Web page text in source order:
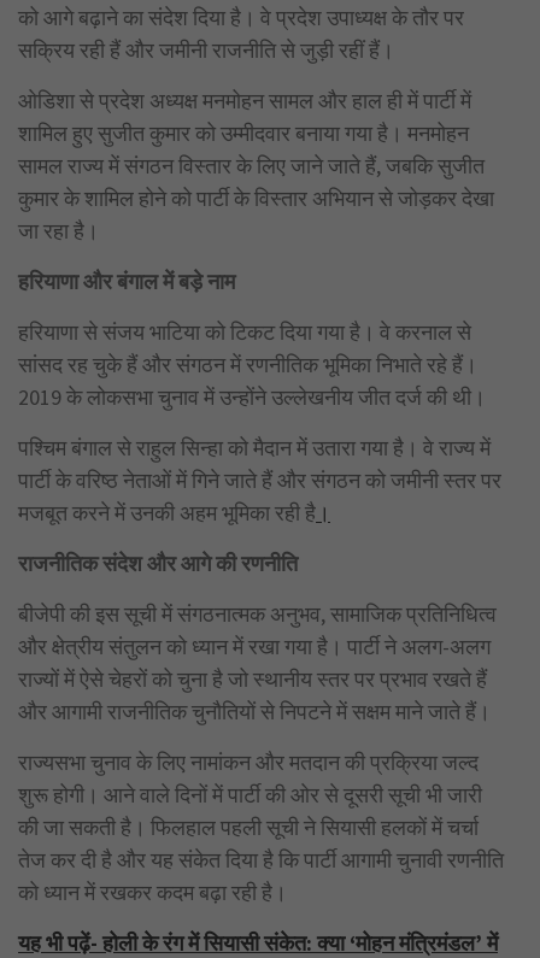
को आगे बढ़ाने का संदेश दिया है। वे प्रदेश उपाध्यक्ष के तौर पर
सक्रिय रही हैं और जमीनी राजनीति से जुड़ी रहीं हैं।
ओडिशा से प्रदेश अध्यक्ष मनमोहन सामल और हाल ही में पार्टी में
शामिल हुए सुजीत कुमार को उम्मीदवार बनाया गया है। मनमोहन
सामल राज्य में संगठन विस्तार के लिए जाने जाते हैं, जबकि सुजीत
कुमार के शामिल होने को पार्टी के विस्तार अभियान से जोड़कर देखा
जा रहा है।
हरियाणा और बंगाल में बड़े नाम
हरियाणा से संजय भाटिया को टिकट दिया गया है। वे करनाल से
सांसद रह चुके हैं और संगठन में रणनीतिक भूमिका निभाते रहे हैं।
2019 के लोकसभा चुनाव में उन्होंने उल्लेखनीय जीत दर्ज की थी।
पश्चिम बंगाल से राहुल सिन्हा को मैदान में उतारा गया है। वे राज्य में
पार्टी के वरिष्ठ नेताओं में गिने जाते हैं और संगठन को जमीनी स्तर पर
मजबूत करने में उनकी अहम भूमिका रही है ।
राजनीतिक संदेश और आगे की रणनीति
बीजेपी की इस सूची में संगठनात्मक अनुभव, सामाजिक प्रतिनिधित्व
और क्षेत्रीय संतुलन को ध्यान में रखा गया है। पार्टी ने अलग-अलग
राज्यों में ऐसे चेहरों को चुना है जो स्थानीय स्तर पर प्रभाव रखते हैं
और आगामी राजनीतिक चुनौतियों से निपटने में सक्षम माने जाते हैं।
राज्यसभा चुनाव के लिए नामांकन और मतदान की प्रक्रिया जल्द
शुरू होगी। आने वाले दिनों में पार्टी की ओर से दूसरी सूची भी जारी
की जा सकती है। फिलहाल पहली सूची ने सियासी हलकों में चर्चा
तेज कर दी है और यह संकेत दिया है कि पार्टी आगामी चुनावी रणनीति
को ध्यान में रखकर कदम बढ़ा रही है।
यह भी पढ़ें- होली के रंग में सियासी संकेत: क्या ‘मोहन मंत्रिमंडल’ में